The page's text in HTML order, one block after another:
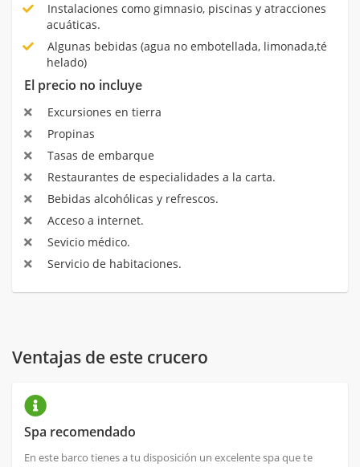
Instalaciones como gimnasio, piscinas y atracciones
acuáticas.
Algunas bebidas (agua no embotellada, limonada,té
helado)
El precio no incluye
Excursiones en tierra
Propinas
Tasas de embarque
Restaurantes de especialidades a la carta.
Bebidas alcohólicas y refrescos.
Acceso a internet.
Sevicio médico.
Servicio de habitaciones.
Ventajas de este crucero
Spa recomendado
En este barco tienes a tu disposición un excelente spa que te